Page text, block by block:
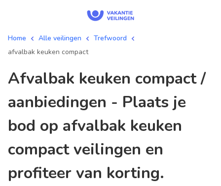
Home Alle veilingen
Trefwoord
afvalbak keuken compact
afvalbak keuken compact /
aanbiedingen - Plaats je
bod op afvalbak keuken
compact veilingen en
profiteer van korting.